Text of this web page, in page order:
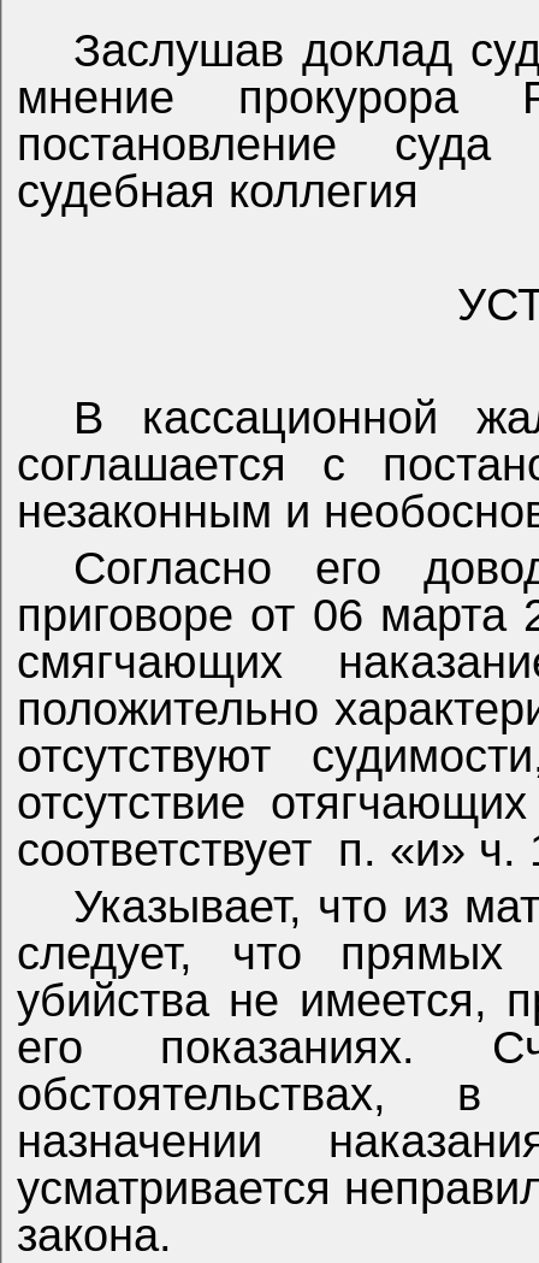
Заслушав доклад
мнение прокурора
постановление
судебная коллегия
В кассационной
соглашается с
незаконным и
Согласно его
приговоре от 06 марта
смягчающих
положительно
отсутствуют
отсутствие
соответствует п. «и» ч.
Указывает, что из
следует, что
убийства не имеется,
его показаниях.
обстоятельствах,
назначении
усматривается
закона.